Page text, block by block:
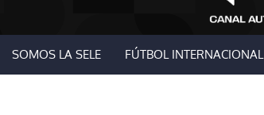
SOMOS LA SELE FÚTBOL INTERNACIONAL